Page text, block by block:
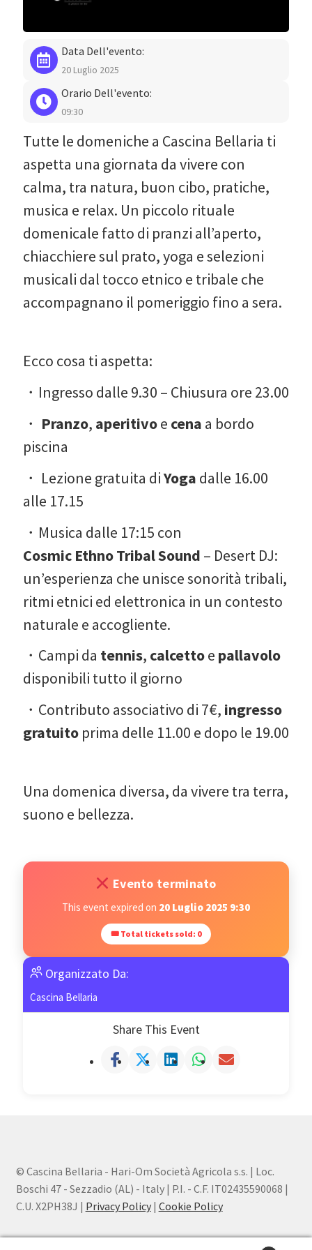
Data Dell'evento:
20 Luglio 2025
Orario Dell'evento:
09:30
Tutte le domeniche a Cascina Bellaria ti
aspetta una giornata da vivere con
calma, tra natura, buon cibo, pratiche,
musica e relax. Un piccolo rituale
domenicale fatto di pranzi all’aperto,
chiacchiere sul prato, yoga e selezioni
musicali dal tocco etnico e tribale che
accompagnano il pomeriggio fino a sera.
Ecco cosa ti aspetta:
・Ingresso dalle 9.30 – Chiusura ore 23.00
・ Pranzo, aperitivoe cena a bordo
piscina
・ Lezione gratuita diYoga dalle 16.00
alle 17.15
・Musica dalle 17:15 con
Cosmic Ethno Tribal Sound – Desert DJ:
un’esperienza che unisce sonorità tribali,
ritmi etnici ed elettronica in un contesto
naturale e accogliente.
・Campi da tennis, calcettoe pallavolo
disponibili tutto il giorno
・Contributo associativo di 7€, ingresso
gratuitoprima delle 11.00 e dopo le 19.00
Una domenica diversa, da vivere tra terra,
suono e bellezza.
Evento terminato
This event expired on 20 Luglio 2025 9:30
🎟 Total tickets sold: 0
Organizzato Da:
Cascina Bellaria
Share This Event
© Cascina Bellaria - Hari-Om Società Agricola s.s. | Loc.
Boschi 47 - Sezzadio (AL) - Italy | P.I. - C.F. IT02435590068 |
C.U. X2PH38J | Privacy Policy| Cookie Policy